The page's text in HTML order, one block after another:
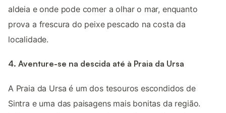
aldeia e onde pode comer a olhar o mar, enquanto
prova a frescura do peixe pescado na costa da
localidade.
4. Aventure-se na descida até à Praia da Ursa
A Praia da Ursa é um dos tesouros escondidos de
Sintra e uma das paisagens mais bonitas da região.